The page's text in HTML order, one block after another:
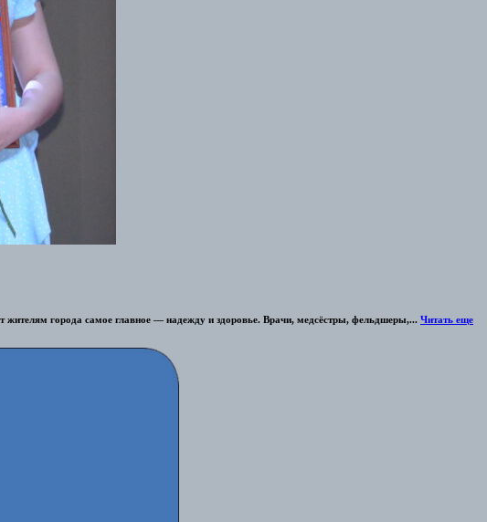
жителям города самое главное — надежду и здоровье. Врачи, медсёстры, фельдшеры,... Читать еще